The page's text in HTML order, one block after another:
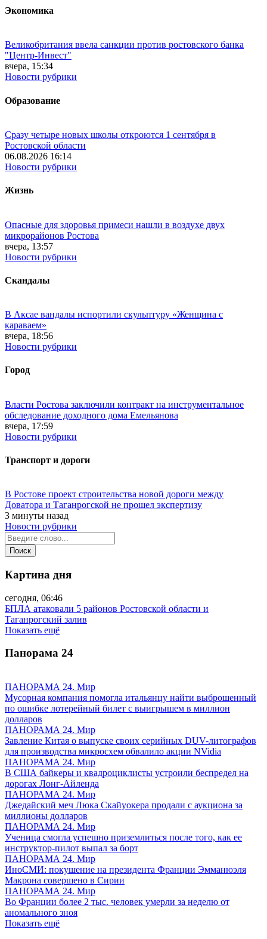
Экономика
Великобритания ввела санкции против ростовского банка
"Центр-Инвест"
вчера, 15:34
Новости рубрики
Образование
Сразу четыре новых школы откроются 1 сентября в
Ростовской области
06.08.2026 16:14
Новости рубрики
Жизнь
Опасные для здоровья примеси нашли в воздухе двух
микрорайонов Ростова
вчера, 13:57
Новости рубрики
Скандалы
В Аксае вандалы испортили скульптуру «Женщина с
караваем»
вчера, 18:56
Новости рубрики
Город
Власти Ростова заключили контракт на инструментальное
обследование доходного дома Емельянова
вчера, 17:59
Новости рубрики
Транспорт и дороги
В Ростове проект строительства новой дороги между
Доватора и Таганрогской не прошел экспертизу
3 минуты назад
Новости рубрики
Картина дня
сегодня, 06:46
БПЛА атаковали 5 районов Ростовской области и
Таганрогский залив
Показать ещё
Панорама 24
ПАНОРАМА 24. Мир
Мусорная компания помогла итальянцу найти выброшенный
по ошибке лотерейный билет с выигрышем в миллион
долларов
ПАНОРАМА 24. Мир
Завление Китая о выпуске своих серийных DUV-литографов
для производства микросхем обвалило акции NVidia
ПАНОРАМА 24. Мир
В США байкеры и квадроциклисты устроили беспредел на
дорогах Лонг-Айленда
ПАНОРАМА 24. Мир
Джедайский меч Люка Скайуокера продали с аукциона за
миллионы долларов
ПАНОРАМА 24. Мир
Ученица смогла успешно приземлиться после того, как ее
инструктор-пилот выпал за борт
ПАНОРАМА 24. Мир
ИноСМИ: покушение на президента Франции Эмманюэля
Макрона совершено в Сирии
ПАНОРАМА 24. Мир
Во Франции более 2 тыс. человек умерли за неделю от
аномального зноя
Показать ещё